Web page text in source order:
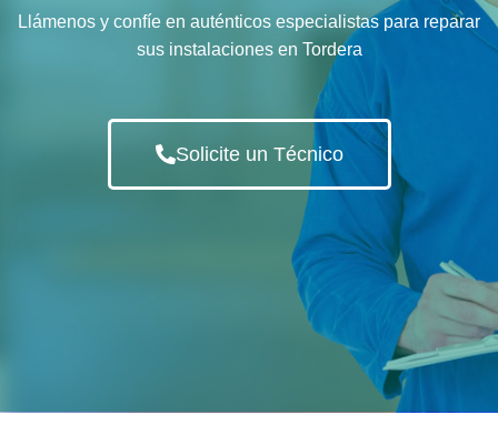
Llámenos y confíe en auténticos especialistas para reparar
sus instalaciones en Tordera
Solicite un Técnico